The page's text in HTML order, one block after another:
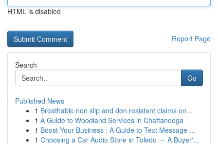
HTML is disabled
Report Page
Search
Go
Published News
1 Breathable non slip and don resistant claims on...
1 A Guide to Woodland Services in Chattanooga
1 Boost Your Business : A Guide to Text Message ...
1 Choosing a Car Audio Store in Toledo — A Buyer'...